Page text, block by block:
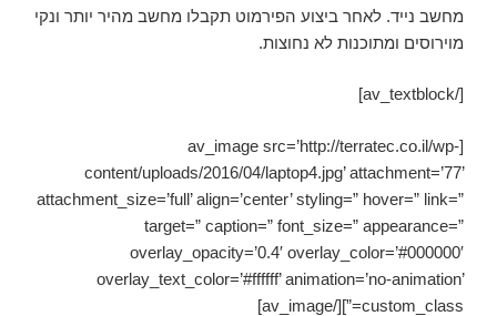
מחשב נייד. לאחר ביצוע הפירמוט תקבלו מחשב מהיר יותר ונקי
מוירוסים ומתוכנות לא נחוצות.
[/av_textblock]
[av_image src=’http://terratec.co.il/wp-
content/uploads/2016/04/laptop4.jpg’ attachment=’77’
attachment_size=’full’ align=’center’ styling=” hover=” link=”
target=” caption=” font_size=” appearance=”
overlay_opacity=’0.4′ overlay_color=’#000000′
overlay_text_color=’#ffffff’ animation=’no-animation’
custom_class=”][/av_image]